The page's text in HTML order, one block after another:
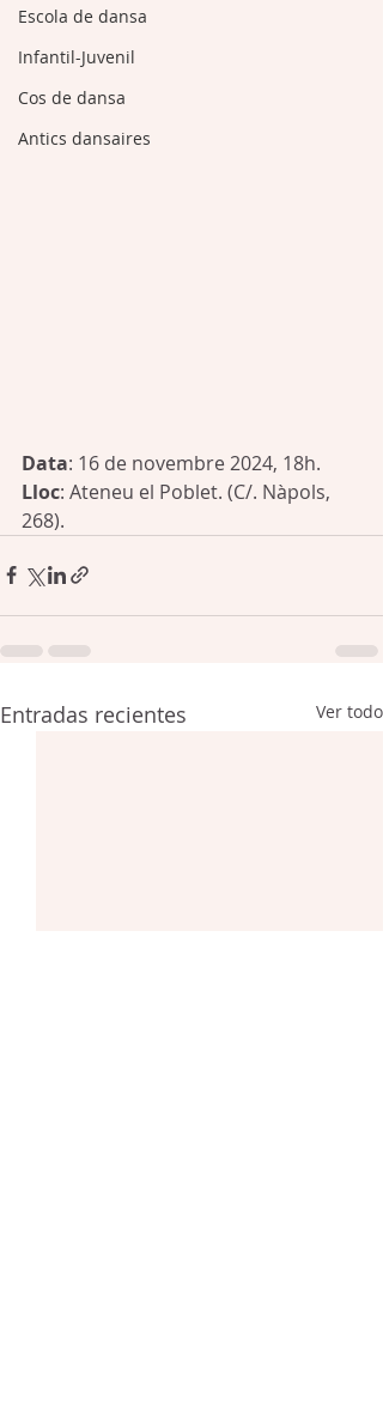
Escola de dansa
Infantil-Juvenil
Cos de dansa
Antics dansaires
Data: 16 de novembre 2024, 18h.
Lloc: Ateneu el Poblet. (C/. Nàpols,
268).
Entradas recientes Ver todo